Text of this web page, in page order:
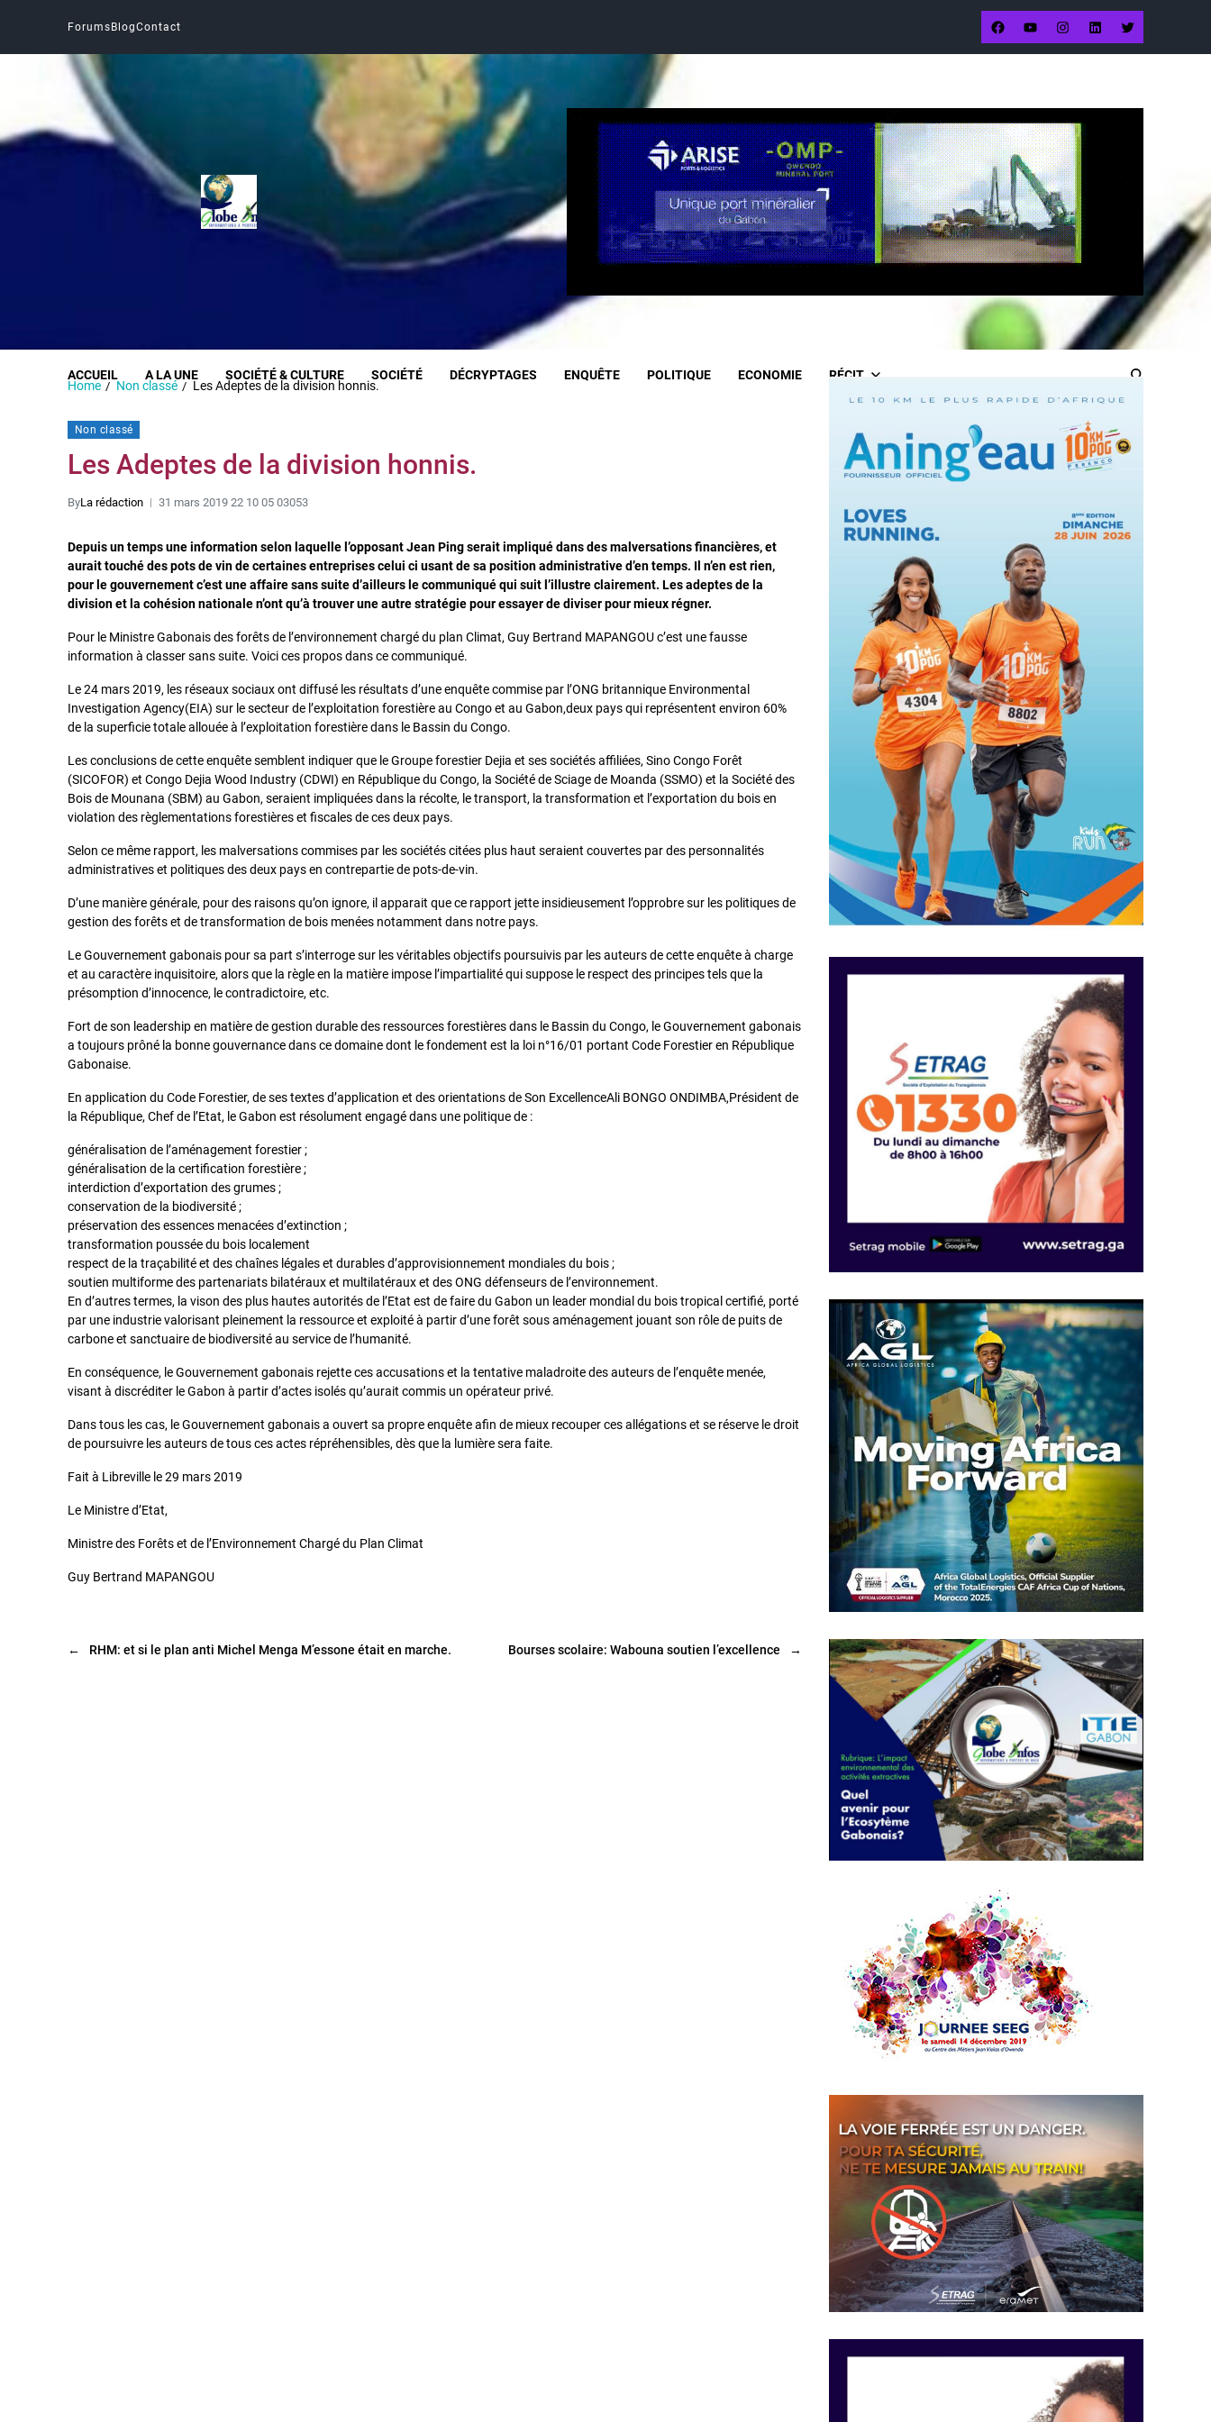
Forums BlogContact
ACCUEIL A LA UNE SOCIÉTÉ & CULTURE SOCIÉTÉ DÉCRYPTAGES ENQUÊTE POLITIQUE ECONOMIE RÉCIT
Home Non classé Les Adeptes de la division honnis.
Non classé
Les Adeptes de la division honnis.
ByLa rédaction 31 mars 2019 22 10 05 03053
Depuis un temps une information selon laquelle l’opposant Jean Ping serait impliqué dans des malversations financières, et
aurait touché des pots de vin de certaines entreprises celui ci usant de sa position administrative d’en temps. Il n’en est rien,
pour le gouvernement c’est une affaire sans suite d’ailleurs le communiqué qui suit l’illustre clairement. Les adeptes de la
division et la cohésion nationale n’ont qu’à trouver une autre stratégie pour essayer de diviser pour mieux régner.
Pour le Ministre Gabonais des forêts de l’environnement chargé du plan Climat, Guy Bertrand MAPANGOU c’est une fausse
information à classer sans suite. Voici ces propos dans ce communiqué.
Le 24 mars 2019, les réseaux sociaux ont diffusé les résultats d’une enquête commise par l’ONG britannique Environmental
Investigation Agency(EIA) sur le secteur de l’exploitation forestière au Congo et au Gabon,deux pays qui représentent environ 60%
de la superficie totale allouée à l’exploitation forestière dans le Bassin du Congo.
Les conclusions de cette enquête semblent indiquer que le Groupe forestier Dejia et ses sociétés affiliées, Sino Congo Forêt
(SICOFOR) et Congo Dejia Wood Industry (CDWI) en République du Congo, la Société de Sciage de Moanda (SSMO) et la Société des
Bois de Mounana (SBM) au Gabon, seraient impliquées dans la récolte, le transport, la transformation et l’exportation du bois en
violation des règlementations forestières et fiscales de ces deux pays.
Selon ce même rapport, les malversations commises par les sociétés citées plus haut seraient couvertes par des personnalités
administratives et politiques des deux pays en contrepartie de pots-de-vin.
D’une manière générale, pour des raisons qu’on ignore, il apparait que ce rapport jette insidieusement l’opprobre sur les politiques de
gestion des forêts et de transformation de bois menées notamment dans notre pays.
Le Gouvernement gabonais pour sa part s’interroge sur les véritables objectifs poursuivis par les auteurs de cette enquête à charge
et au caractère inquisitoire, alors que la règle en la matière impose l’impartialité qui suppose le respect des principes tels que la
présomption d’innocence, le contradictoire, etc.
Fort de son leadership en matière de gestion durable des ressources forestières dans le Bassin du Congo, le Gouvernement gabonais
a toujours prôné la bonne gouvernance dans ce domaine dont le fondement est la loi n°16/01 portant Code Forestier en République
Gabonaise.
En application du Code Forestier, de ses textes d’application et des orientations de Son ExcellenceAli BONGO ONDIMBA,Président de
la République, Chef de l’Etat, le Gabon est résolument engagé dans une politique de :
généralisation de l’aménagement forestier ;
généralisation de la certification forestière ;
interdiction d’exportation des grumes ;
conservation de la biodiversité ;
préservation des essences menacées d’extinction ;
transformation poussée du bois localement
respect de la traçabilité et des chaînes légales et durables d’approvisionnement mondiales du bois ;
soutien multiforme des partenariats bilatéraux et multilatéraux et des ONG défenseurs de l’environnement.
En d’autres termes, la vison des plus hautes autorités de l’Etat est de faire du Gabon un leader mondial du bois tropical certifié, porté
par une industrie valorisant pleinement la ressource et exploité à partir d’une forêt sous aménagement jouant son rôle de puits de
carbone et sanctuaire de biodiversité au service de l’humanité.
En conséquence, le Gouvernement gabonais rejette ces accusations et la tentative maladroite des auteurs de l’enquête menée,
visant à discréditer le Gabon à partir d’actes isolés qu’aurait commis un opérateur privé.
Dans tous les cas, le Gouvernement gabonais a ouvert sa propre enquête afin de mieux recouper ces allégations et se réserve le droit
de poursuivre les auteurs de tous ces actes répréhensibles, dès que la lumière sera faite.
Fait à Libreville le 29 mars 2019
Le Ministre d’Etat,
Ministre des Forêts et de l’Environnement Chargé du Plan Climat
Guy Bertrand MAPANGOU
← RHM: et si le plan anti Michel Menga M’essone était en marche. →
Bourses scolaire: Wabouna soutien l’excellence